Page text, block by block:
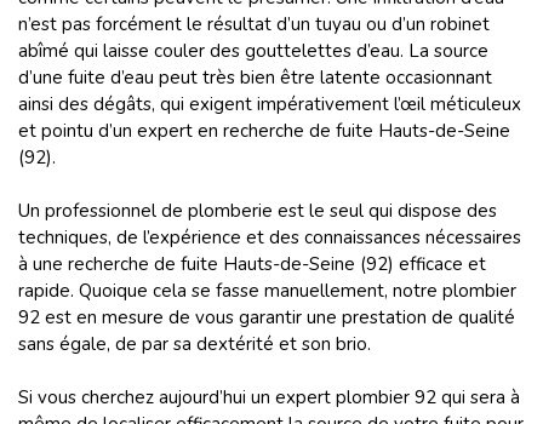
n’est pas forcément le résultat d’un tuyau ou d’un robinet
abîmé qui laisse couler des gouttelettes d’eau. La source
d’une fuite d’eau peut très bien être latente occasionnant
ainsi des dégâts, qui exigent impérativement l’œil méticuleux
et pointu d’un expert en recherche de fuite Hauts-de-Seine
(92).
Un professionnel de plomberie est le seul qui dispose des
techniques, de l’expérience et des connaissances nécessaires
à une recherche de fuite Hauts-de-Seine (92) efficace et
rapide. Quoique cela se fasse manuellement, notre plombier
92 est en mesure de vous garantir une prestation de qualité
sans égale, de par sa dextérité et son brio.
Si vous cherchez aujourd’hui un expert plombier 92 qui sera à